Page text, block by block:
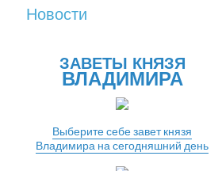
Новости
ЗАВЕТЫ КНЯЗЯ
ВЛАДИМИРА
Выберите себе завет князя
Владимира на сегодняшний день